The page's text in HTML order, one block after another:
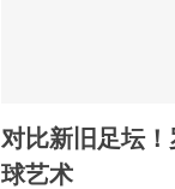
对比新旧足坛
球艺术